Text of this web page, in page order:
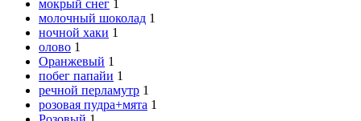
мокрый снег 1
молочный шоколад 1
ночной хаки 1
олово 1
Оранжевый 1
побег папайи 1
речной перламутр 1
розовая пудра+мята 1